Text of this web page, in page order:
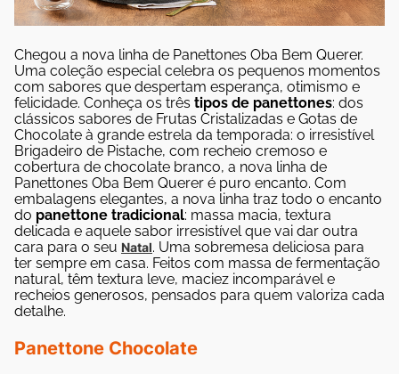
Chegou a nova linha de Panettones Oba Bem Querer.
Uma coleção especial celebra os pequenos momentos
com sabores que despertam esperança, otimismo e
felicidade. Conheça os três tipos de panettones: dos
clássicos sabores de Frutas Cristalizadas e Gotas de
Chocolate à grande estrela da temporada: o irresistível
Brigadeiro de Pistache, com recheio cremoso e
cobertura de chocolate branco, a nova linha de
Panettones Oba Bem Querer é puro encanto. Com
embalagens elegantes, a nova linha traz todo o encanto
do panettone tradicional: massa macia, textura
delicada e aquele sabor irresistível que vai dar outra
cara para o seu Natal. Uma sobremesa deliciosa para
ter sempre em casa. Feitos com massa de fermentação
natural, têm textura leve, maciez incomparável e
recheios generosos, pensados para quem valoriza cada
detalhe.
Panettone Chocolate